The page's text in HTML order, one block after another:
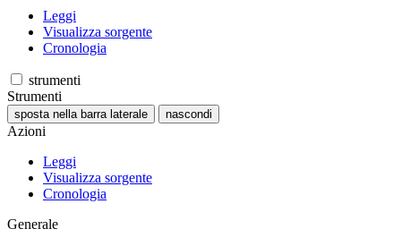
Leggi
Visualizza sorgente
Cronologia
strumenti
Strumenti
sposta nella barra laterale nascondi
Azioni
Leggi
Visualizza sorgente
Cronologia
Generale